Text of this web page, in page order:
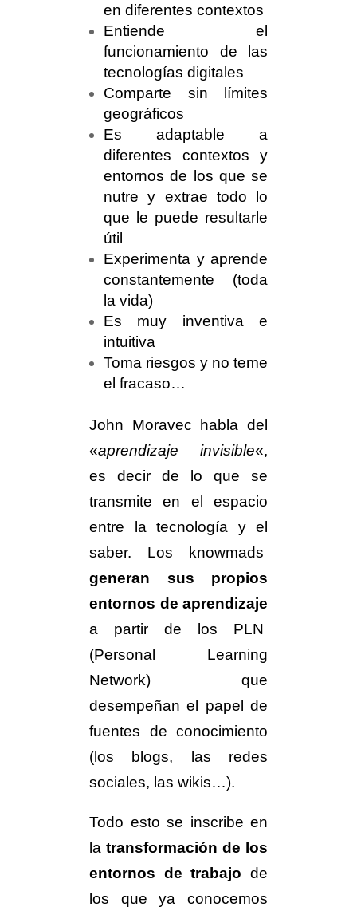
en diferentes contextos
Entiende el
funcionamiento de las
tecnologías digitales
Comparte sin límites
geográficos
Es adaptable a
diferentes contextos y
entornos de los que se
nutre y extrae todo lo
que le puede resultarle
útil
Experimenta y aprende
constantemente (toda
la vida)
Es muy inventiva e
intuitiva
Toma riesgos y no teme
el fracaso…
John Moravec habla del
«aprendizaje invisible«,
es decir de lo que se
transmite en el espacio
entre la tecnología y el
saber. Los knowmads
generan sus propios
entornos de aprendizaje
a partir de los PLN
(Personal Learning
Network) que
desempeñan el papel de
fuentes de conocimiento
(los blogs, las redes
sociales, las wikis…).
Todo esto se inscribe en
la transformación de los
entornos de trabajo de
los que ya conocemos